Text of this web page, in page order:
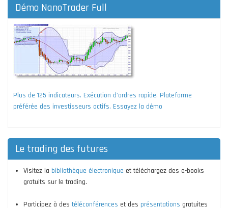
Démo NanoTrader Full
Plus de 125 indicateurs. Exécution d'ordres rapide. Plateforme
préférée des investisseurs actifs. Essayez la démo
Le trading des futures
Visitez la bibliothèque électronique et téléchargez des e-books
gratuits sur le trading.
Participez à destéléconférences et des présentations gratuites